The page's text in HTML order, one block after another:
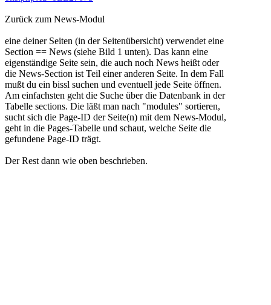
Zurück zum News-Modul
eine deiner Seiten (in der Seitenübersicht) verwendet eine
Section == News (siehe Bild 1 unten). Das kann eine
eigenständige Seite sein, die auch noch News heißt oder
die News-Section ist Teil einer anderen Seite. In dem Fall
mußt du ein bissl suchen und eventuell jede Seite öffnen.
Am einfachsten geht die Suche über die Datenbank in der
Tabelle sections. Die läßt man nach "modules" sortieren,
sucht sich die Page-ID der Seite(n) mit dem News-Modul,
geht in die Pages-Tabelle und schaut, welche Seite die
gefundene Page-ID trägt.
Der Rest dann wie oben beschrieben.